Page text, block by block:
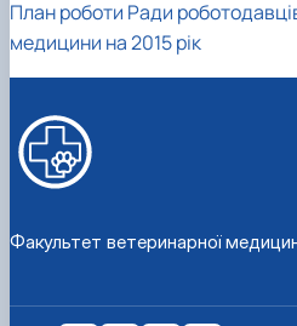
План роботи Ради
медицини на 2015 рік
Факультет ветеринарної